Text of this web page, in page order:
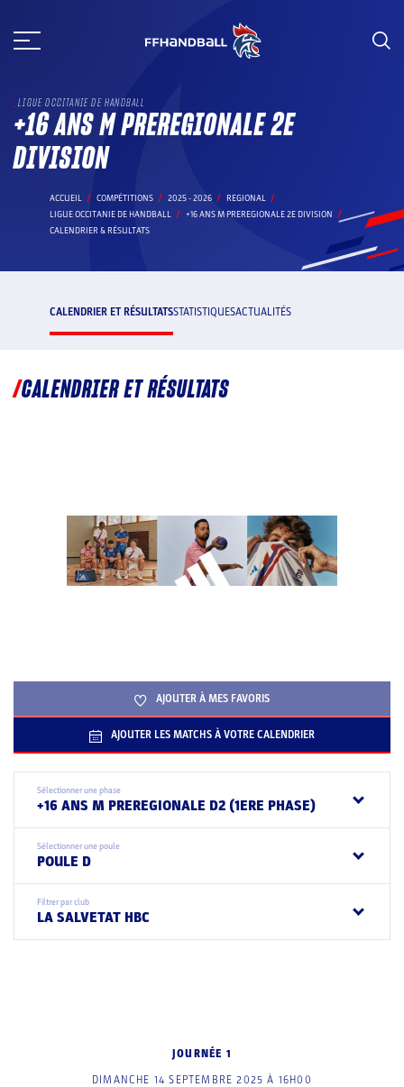
au
LIGUE OCCITANIE DE HANDBALL
+16 ANS M PREREGIONALE 2E
DIVISION
ACCUEIL COMPÉTITIONS 2025 - 2026
REGIONAL
LIGUE OCCITANIE DE HANDBALL
+16 ANS M PREREGIONALE 2E DIVISION
CALENDRIER & RÉSULTATS
CALENDRIER ET RÉSULTATSSTATISTIQUESACTUALITÉS
CALENDRIER ET RÉSULTATS
AJOUTER À MES FAVORIS
AJOUTER LES MATCHS À VOTRE CALENDRIER
Sélectionner une phase
+16 ANS M PREREGIONALE D2 (1ERE PHASE)
Sélectionner une poule
POULE D
Filtrer par club
LA SALVETAT HBC
JOURNÉE 1
DIMANCHE 14 SEPTEMBRE 2025 À 16H00